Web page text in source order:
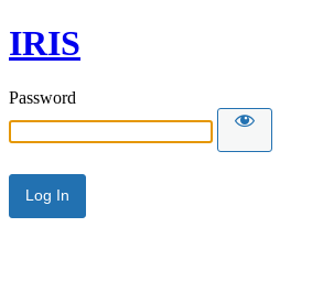
IRIS
Password